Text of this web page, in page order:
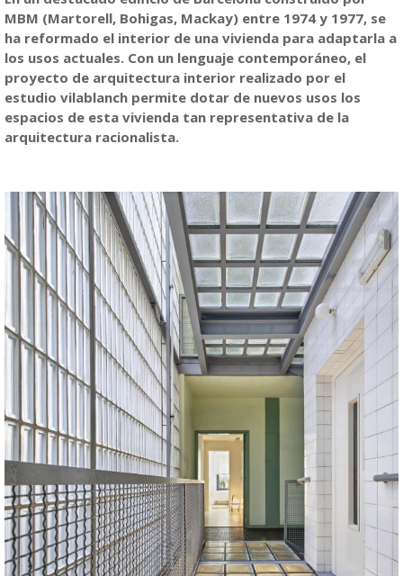
MBM (Martorell, Bohigas, Mackay) entre 1974 y 1977, se
ha reformado el interior de una vivienda para adaptarla a
los usos actuales. Con un lenguaje contemporáneo, el
proyecto de arquitectura interior realizado por el
estudio vilablanch permite dotar de nuevos usos los
espacios de esta vivienda tan representativa de la
arquitectura racionalista.